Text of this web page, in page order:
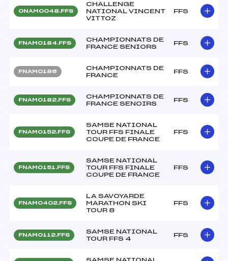
ONAM0048.FFS
CHALLENGE
NATIONAL VINCENT
VITTOZ
FFS
FNAM0184.FFS
CHAMPIONNATS DE
FRANCE SENIORS
FFS
FNAM0186
CHAMPIONNATS DE
FRANCE
FFS
FNAM0182.FFS
CHAMPIONNATS DE
FRANCE SENOIRS
FFS
FNAM0152.FFS
SAMSE NATIONAL
TOUR FFS FINALE
COUPE DE FRANCE
FFS
FNAM0151.FFS
SAMSE NATIONAL
TOUR FFS FINALE
COUPE DE FRANCE
FFS
FNAM0402.FFS
LA SAVOYARDE
MARATHON SKI
TOUR 8
FFS
FNAM0112.FFS
SAMSE NATIONAL
TOUR FFS 4
FFS
SAMSE NATIONAL